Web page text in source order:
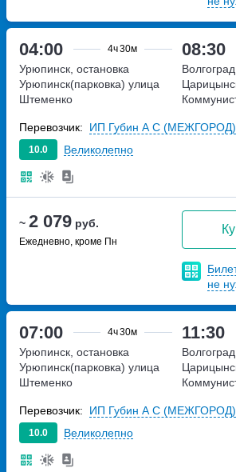
04:00 4ч30м 08:30
~ 2 079 руб.
Ежедневно, кроме Пн
не
Урюпинск, остановка
Урюпинск(парковка) улица
Штеменко
10.0 Великолепно
Перевозчик: ИП Губин А С (МЕЖГОРОД)
07:00 4ч30м 11:30
Урюпинск, остановка
Урюпинск(парковка) улица
Штеменко
10.0 Великолепно
Перевозчик: ИП Губин А С (МЕЖГОРОД)